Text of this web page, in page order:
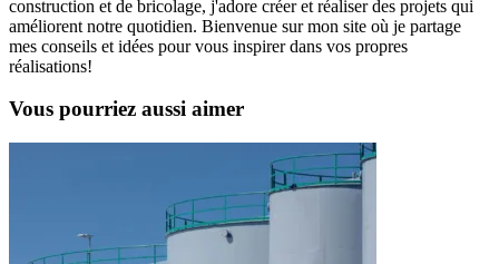
construction et de bricolage, j'adore créer et réaliser des projets qui
améliorent notre quotidien. Bienvenue sur mon site où je partage
mes conseils et idées pour vous inspirer dans vos propres
réalisations!
Vous pourriez aussi aimer